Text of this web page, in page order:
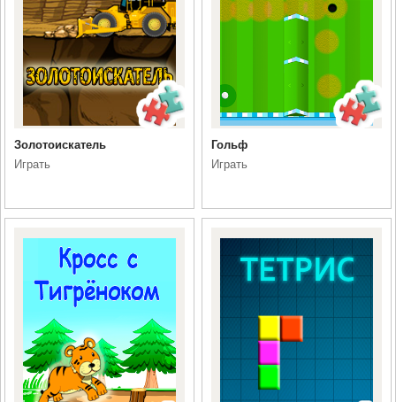
Золотоискатель
Играть
Гольф
Играть